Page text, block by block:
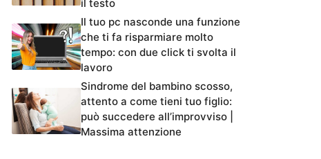
il testo
Il tuo pc nasconde una funzione
che ti fa risparmiare molto
tempo: con due click ti svolta il
lavoro
Sindrome del bambino scosso,
attento a come tieni tuo figlio:
può succedere all’improvviso |
Massima attenzione